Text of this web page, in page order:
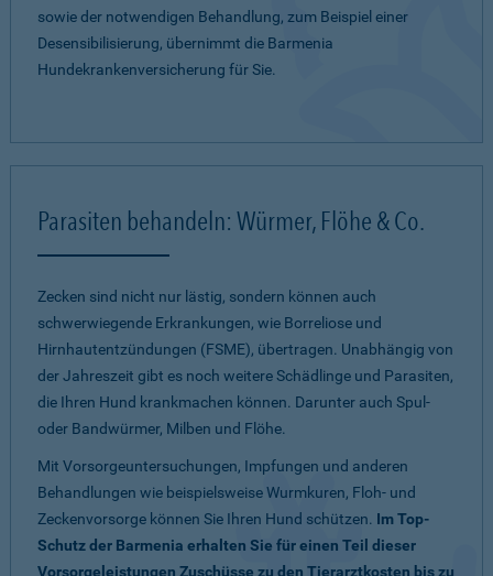
sowie der notwendigen Behandlung, zum Beispiel einer
Desensibilisierung, übernimmt die Barmenia
Hundekrankenversicherung für Sie.
Parasiten behandeln: Würmer, Flöhe & Co.
Zecken sind nicht nur lästig, sondern können auch
schwerwiegende Erkrankungen, wie Borreliose und
Hirnhautentzündungen (FSME), übertragen. Unabhängig von
der Jahreszeit gibt es noch weitere Schädlinge und Parasiten,
die Ihren Hund krankmachen können. Darunter auch Spul-
oder Bandwürmer, Milben und Flöhe.
Mit Vorsorgeuntersuchungen, Impfungen und anderen
Behandlungen wie beispielsweise Wurmkuren, Floh- und
Zeckenvorsorge können Sie Ihren Hund schützen. Im Top-
Schutz der Barmenia erhalten Sie für einen Teil dieser
Vorsorgeleistungen Zuschüsse zu den Tierarztkosten bis zu